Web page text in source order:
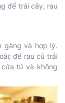
để trái cây, rau
gàng và hợp lý.
để rau củ trái
tủ và không